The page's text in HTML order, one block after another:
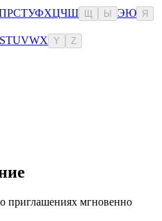
РСТУФХЦЧШ Ы ЭЮ Я
STUVWX Y Z
приглашениях мгновенно